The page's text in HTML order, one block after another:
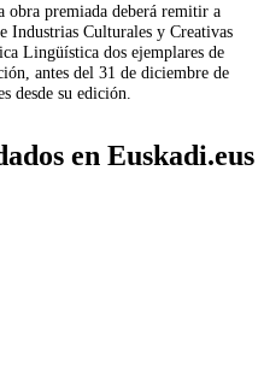
obra premiada deberá remitir a
Industrias Culturales y Creativas
Lingüística dos ejemplares de
antes del 31 de diciembre de
desde su edición.
en Euskadi.eus